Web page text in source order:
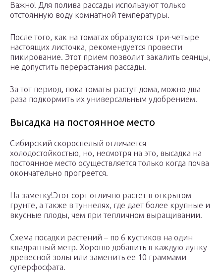
Важно! Для полива рассады используют только
отстоянную воду комнатной температуры.
После того, как на томатах образуются три-четыре
настоящих листочка, рекомендуется провести
пикирование. Этот прием позволит закалить сеянцы,
не допустить перерастания рассады.
За тот период, пока томаты растут дома, можно два
раза подкормить их универсальным удобрением.
Высадка на постоянное место
Сибирский скороспелый отличается
холодостойкостью, но, несмотря на это, высадка на
постоянное место осуществляется только когда почва
окончательно прогреется.
На заметку!Этот сорт отлично растет в открытом
грунте, а также в туннелях, где дает более крупные и
вкусные плоды, чем при тепличном выращивании.
Схема посадки растений – по 6 кустиков на один
квадратный метр. Хорошо добавить в каждую лунку
древесной золы или заменить ее 10 граммами
суперфосфата.